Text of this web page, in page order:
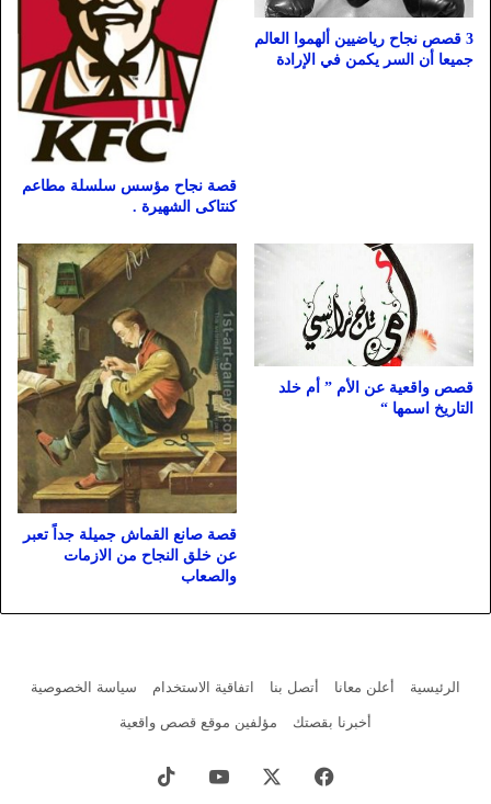
3 قصص نجاح رياضيين ألهموا العالم
جميعا أن السر يكمن في الإرادة
قصة نجاح مؤسس سلسلة مطاعم
كنتاكى الشهيرة .
قصص واقعية عن الأم ” أم خلد
التاريخ اسمها “
قصة صانع القماش جميلة جداً تعبر
عن خلق النجاح من الازمات
والصعاب
الرئيسية أعلن معانا أتصل بنا اتفاقية الاستخدام
سياسة الخصوصية
أخبرنا بقصتك
مؤلفين موقع قصص واقعية
فيسبوك يوتيوب